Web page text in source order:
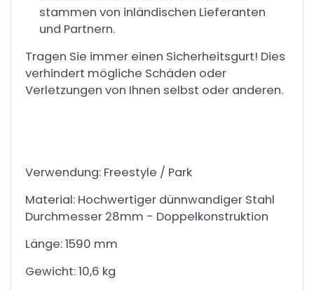
stammen von inländischen Lieferanten
und Partnern.
Tragen Sie immer einen Sicherheitsgurt! Dies
verhindert mögliche Schäden oder
Verletzungen von Ihnen selbst oder anderen.
Verwendung: Freestyle / Park
Material: Hochwertiger dünnwandiger Stahl
Durchmesser 28mm - Doppelkonstruktion
Länge: 1590 mm
Gewicht: 10,6 kg